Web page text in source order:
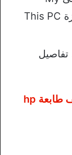
COMPUTER وفي بعض الأجهزة This PC
تحميل تعريف طابعة hp